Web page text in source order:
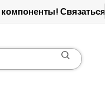
Связаться: